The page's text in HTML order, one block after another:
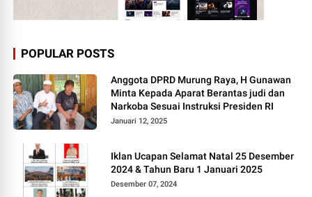
POPULAR POSTS
Anggota DPRD Murung Raya, H Gunawan
Minta Kepada Aparat Berantas judi dan
Narkoba Sesuai Instruksi Presiden RI
Januari 12, 2025
Iklan Ucapan Selamat Natal 25 Desember
2024 & Tahun Baru 1 Januari 2025
Desember 07, 2024